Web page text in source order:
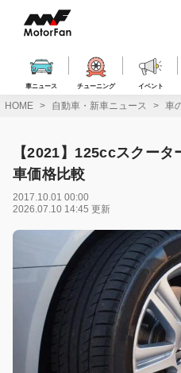
ス
車ニュース チューニング イベント
HOME 自動車・新車ニュース 車
【2021】125ccスクー
車価格比較
2017.10.01 00:00
2026.07.10 14:45 更新